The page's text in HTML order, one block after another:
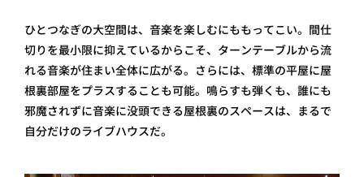
ひとつなぎの大空間は、音楽を楽しむにももってこい。間仕
切りを最小限に抑えているからこそ、ターンテーブルから流
れる音楽が住まい全体に広がる。さらには、標準の平屋に屋
根裏部屋をプラスすることも可能。鳴らすも弾くも、誰にも
邪魔されずに音楽に没頭できる屋根裏のスペースは、まるで
自分だけのライブハウスだ。